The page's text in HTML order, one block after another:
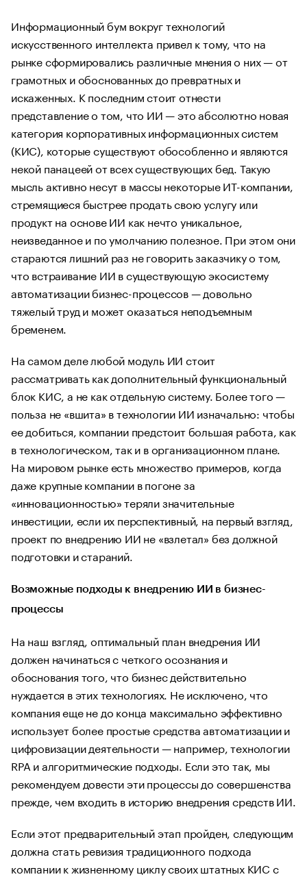
Информационный бум вокруг технологий
искусственного интеллекта привел к тому, что на
рынке сформировались различные мнения о них — от
грамотных и обоснованных до превратных и
искаженных. К последним стоит отнести
представление о том, что ИИ — это абсолютно новая
категория корпоративных информационных систем
(КИС), которые существуют обособленно и являются
некой панацеей от всех существующих бед. Такую
мысль активно несут в массы некоторые ИТ-компании,
стремящиеся быстрее продать свою услугу или
продукт на основе ИИ как нечто уникальное,
неизведанное и по умолчанию полезное. При этом они
стараются лишний раз не говорить заказчику о том,
что встраивание ИИ в существующую экосистему
автоматизации бизнес-процессов — довольно
тяжелый труд и может оказаться неподъемным
бременем.
На самом деле любой модуль ИИ стоит
рассматривать как дополнительный функциональный
блок КИС, а не как отдельную систему. Более того —
польза не «вшита» в технологии ИИ изначально: чтобы
ее добиться, компании предстоит большая работа, как
в технологическом, так и в организационном плане.
На мировом рынке есть множество примеров, когда
даже крупные компании в погоне за
«инновационностью» теряли значительные
инвестиции, если их перспективный, на первый взгляд,
проект по внедрению ИИ не «взлетал» без должной
подготовки и стараний.
Возможные подходы к внедрению ИИ в бизнес-
процессы
На наш взгляд, оптимальный план внедрения ИИ
должен начинаться с четкого осознания и
обоснования того, что бизнес действительно
нуждается в этих технологиях. Не исключено, что
компания еще не до конца максимально эффективно
использует более простые средства автоматизации и
цифровизации деятельности — например, технологии
RPA и алгоритмические подходы. Если это так, мы
рекомендуем довести эти процессы до совершенства
прежде, чем входить в историю внедрения средств ИИ.
Если этот предварительный этап пройден, следующим
должна стать ревизия традиционного подхода
компании к жизненному циклу своих штатных КИС с